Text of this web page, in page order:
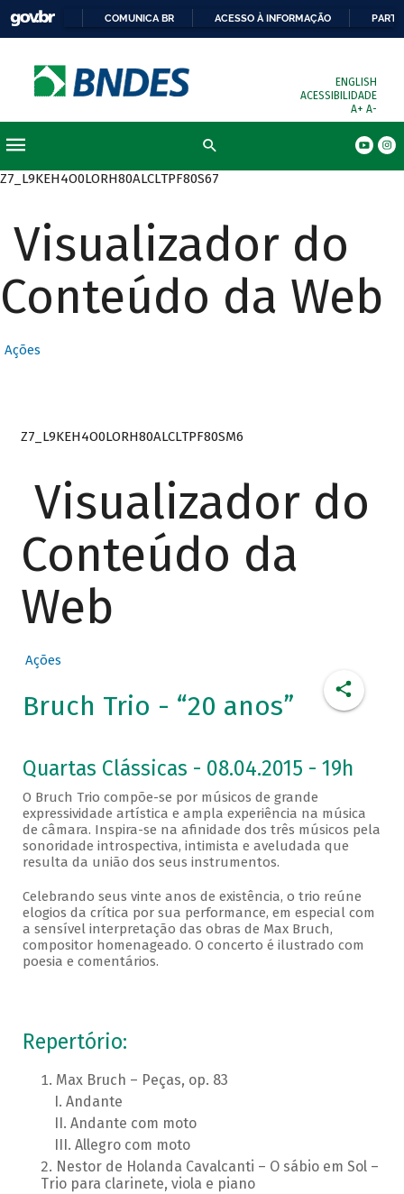
COMUNICA BR ACESSO À INFORMAÇÃO
ENGLISH
ACESSIBILIDADE
A+ A-
Z7_L9KEH4O0LORH80ALCLTPF80S67
Visualizador do
Conteúdo da Web
Ações
Z7_L9KEH4O0LORH80ALCLTPF80SM6
Visualizador do
Conteúdo da
Web
Ações
Bruch Trio - “20 anos”
Quartas Clássicas - 08.04.2015 - 19h
O Bruch Trio compõe-se por músicos de grande
expressividade artística e ampla experiência na música
de câmara. Inspira-se na afinidade dos três músicos pela
sonoridade introspectiva, intimista e aveludada que
resulta da união dos seus instrumentos.
Celebrando seus vinte anos de existência, o trio reúne
elogios da crítica por sua performance, em especial com
a sensível interpretação das obras de Max Bruch,
compositor homenageado. O concerto é ilustrado com
poesia e comentários.
Repertório:
Max Bruch – Peças, op. 83
Andante
Andante com moto
Allegro com moto
Nestor de Holanda Cavalcanti – O sábio em Sol –
Trio para clarinete, viola e piano